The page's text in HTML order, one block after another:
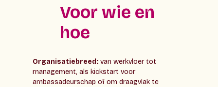
Voor wie en
hoe
Organisatiebreed:van werkvloer tot
management, als kickstart voor
ambassadeurschap of om draagvlak te